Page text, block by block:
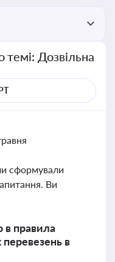
Дозвільна
сформували
Ви
в правила
в